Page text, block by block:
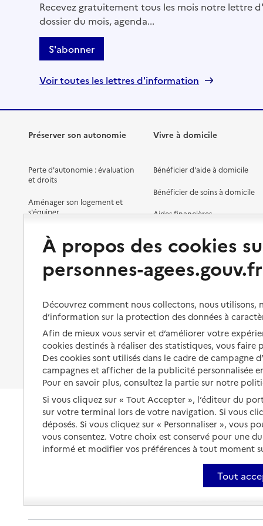
04 75 71 37 23
Site internet
Rapport HAS
Vivre chez soi
26100-Romans-sur-Isère
04 75 05 03 14
Rapport HAS
Voir la fiche
Source des données : Finess n° 260018163
Service autonomie à domicile (aide)
Éovi services et soins
Adresse
Place du Champ de Mars - BP 140
26100-Romans-sur-Isère
04 75 02 30 85
Site internet
Rapport HAS
Voir la fiche
Recevez gratuitement tous les mois notre lettre
dossier du mois, agenda...
S'abonner
Voir toutes les lettres d'information
Préserver son autonomie
Perte d'autonomie : évaluation
et droits
Aménager son logement et
s'équiper
Préserver son autonomie et sa
santé
Organiser à l'avance sa propre
protection
Les obligations de la famille
À qui s’adresser ?
Les politiques du grand âge
Vivre à domicile
Bénéficier d'aide à domicile
Bénéficier de soins à domicile
Aides financières
Vivre à domicile avec une
Être hospitalisé
Fin de vie à domicile
À propos des cookies
personnes-agees.gouv.fr
Découvrez comment nous collectons, nous
d’information sur la protection des données à
Afin de mieux vous servir et d’améliorer votre
cookies destinés à réaliser des statistiques, vous
Des cookies sont utilisés dans le cadre de
campagnes et afficher de la publicité personnalisée
Pour en savoir plus, consultez la partie sur notre
Si vous cliquez sur « Tout Accepter », l’éditeur du
sur votre terminal lors de votre navigation. Si vous
déposés. Si vous cliquez sur « Personnaliser », vous
vous consentez. Votre choix est conservé pour une
informé et modifier vos préférences à tout moment
Tout